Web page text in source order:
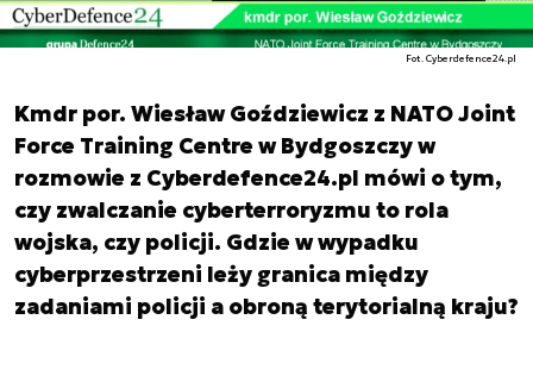
Fot. Cyberdefence24.pl
Kmdr por. Wiesław Goździewicz z NATO Joint
Force Training Centre w Bydgoszczy w
rozmowie z Cyberdefence24.pl mówi o tym,
czy zwalczanie cyberterroryzmu to rola
wojska, czy policji. Gdzie w wypadku
cyberprzestrzeni leży granica między
zadaniami policji a obroną terytorialną kraju?